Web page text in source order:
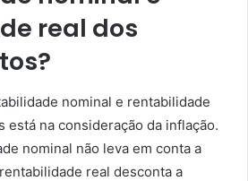
real dos
nominal e rentabilidade
está na consideração da inflação.
nominal não leva em conta a
real desconta a